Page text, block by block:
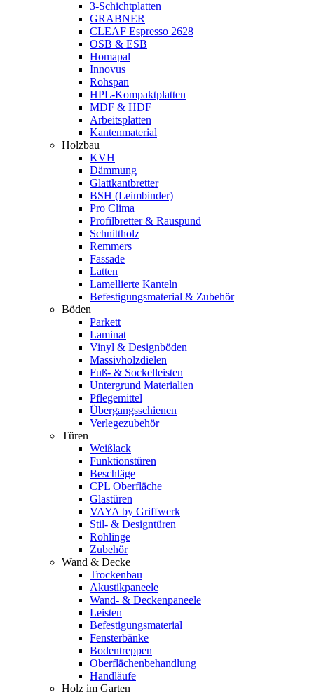
3-Schichtplatten
GRABNER
CLEAF Espresso 2628
OSB & ESB
Homapal
Innovus
Rohspan
HPL-Kompaktplatten
MDF & HDF
Arbeitsplatten
Kantenmaterial
Holzbau
KVH
Dämmung
Glattkantbretter
BSH (Leimbinder)
Pro Clima
Profilbretter & Rauspund
Schnittholz
Remmers
Fassade
Latten
Lamellierte Kanteln
Befestigungsmaterial & Zubehör
Böden
Parkett
Laminat
Vinyl & Designböden
Massivholzdielen
Fuß- & Sockelleisten
Untergrund Materialien
Pflegemittel
Übergangsschienen
Verlegezubehör
Türen
Weißlack
Funktionstüren
Beschläge
CPL Oberfläche
Glastüren
VAYA by Griffwerk
Stil- & Designtüren
Rohlinge
Zubehör
Wand & Decke
Trockenbau
Akustikpaneele
Wand- & Deckenpaneele
Leisten
Befestigungsmaterial
Fensterbänke
Bodentreppen
Oberflächenbehandlung
Handläufe
Holz im Garten